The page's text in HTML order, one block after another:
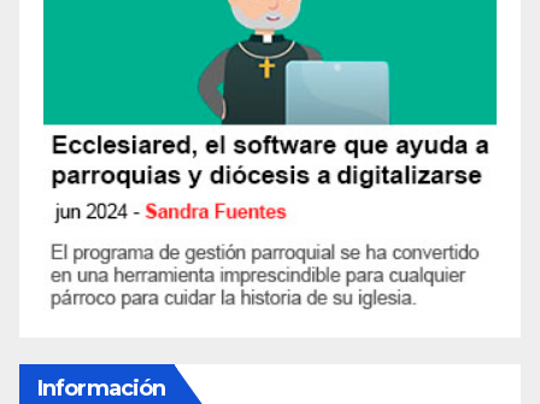
Información